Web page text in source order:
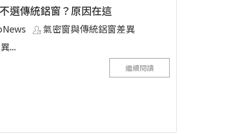
選傳統鋁窗？原因在這
氣密窗與傳統鋁窗差異
...
繼續閱讀